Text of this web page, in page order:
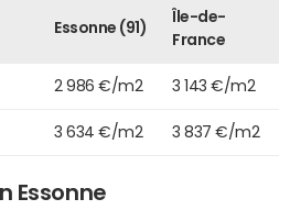
Essonne (91)
Île-de-
France
2 986 €/m2 3 143 €/m2
3 634 €/m2 3 837 €/m2
Essonne